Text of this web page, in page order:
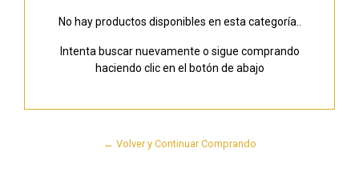
No hay productos disponibles en esta categoría..
Intenta buscar nuevamente o sigue comprando
haciendo clic en el botón de abajo
← Volver y Continuar Comprando